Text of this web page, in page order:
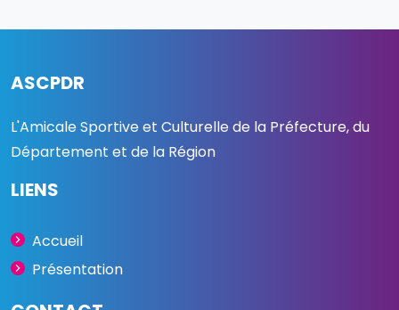
ASCPDR
L'Amicale Sportive et Culturelle de la Préfecture, du
Département et de la Région
LIENS
Accueil
Présentation